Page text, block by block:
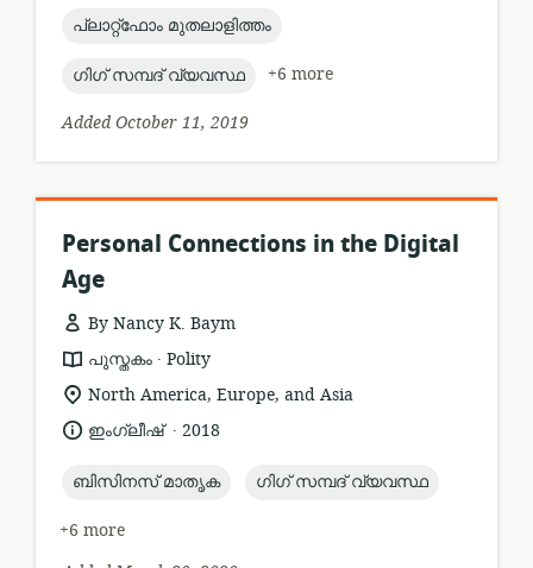
topic:
പ്ലാറ്റ്ഫോം മുതലാളിത്തം
topic:
ഗിഗ് സമ്പദ് വ്യവസ്ഥ
+6 more
Added October 11, 2019
Personal Connections in the Digital
Age
By Nancy K. Baym
resource
format:
പുസ്തകം .
publisher:
Polity
location
relevance:
North America, Europe, and Asia
language:
ഇംഗ്ലീഷ് .
date2018
topic:
ബിസിനസ് മാതൃക topic:
ഗിഗ് സമ്പദ് വ്യവസ്ഥ
+6 more